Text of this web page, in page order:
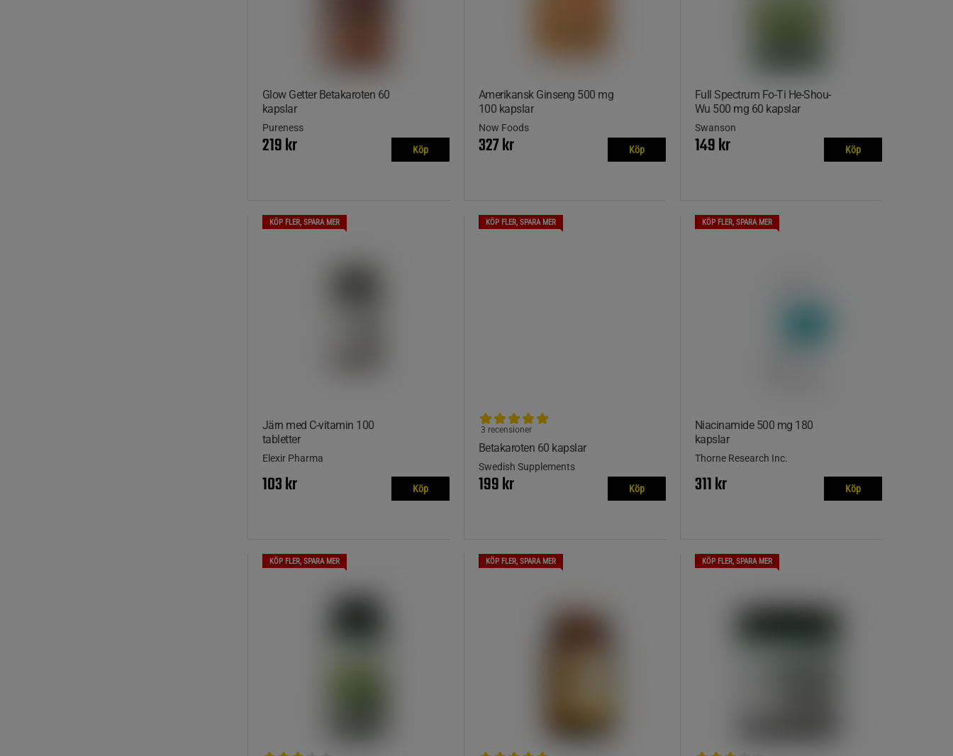
Glow Getter Betakaroten 60
kapslar
Pureness
219 kr Köp
Amerikansk Ginseng 500 mg
100 kapslar
Now Foods
327 kr Köp
Full Spectrum Fo-Ti He-Shou-
Wu 500 mg 60 kapslar
Swanson
149 kr Köp
KÖP FLER, SPARA MER
Järn med C-vitamin 100
tabletter
Elexir Pharma
103 kr Köp
KÖP FLER, SPARA MER
Betakaroten 60 kapslar
3 recensioner
Swedish Supplements
199 kr Köp
KÖP FLER, SPARA MER
Niacinamide 500 mg 180
kapslar
Thorne Research Inc.
311 kr Köp
KÖP FLER, SPARA MER KÖP FLER, SPARA MER KÖP FLER, SPARA MER